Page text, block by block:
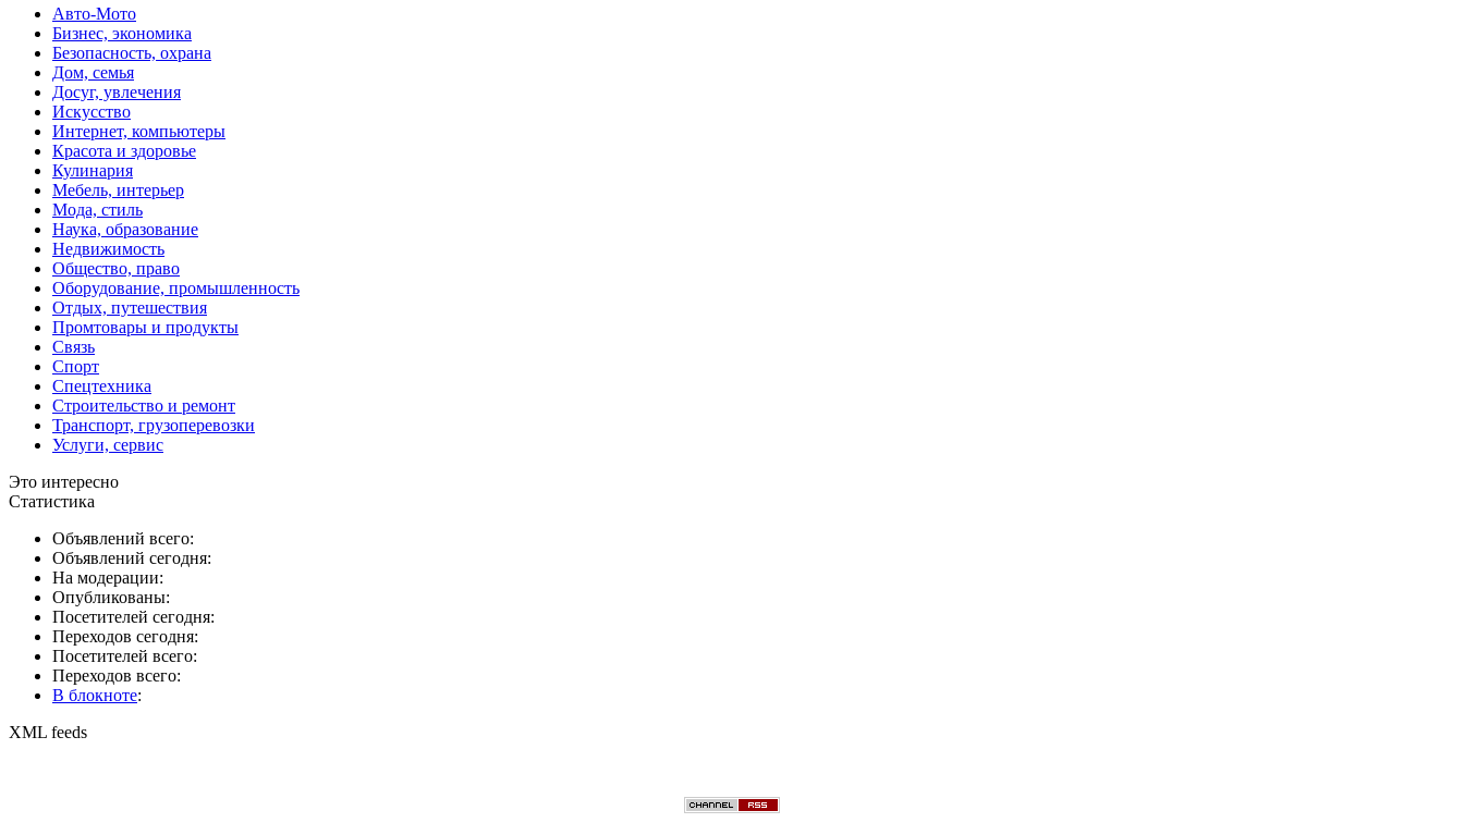
Авто-Мото
Бизнес, экономика
Безопасность, охрана
Дом, семья
Досуг, увлечения
Искусство
Интернет, компьютеры
Красота и здоровье
Кулинария
Мебель, интерьер
Мода, стиль
Наука, образование
Недвижимость
Общество, право
Оборудование, промышленность
Отдых, путешествия
Промтовары и продукты
Связь
Спорт
Спецтехника
Строительство и ремонт
Транспорт, грузоперевозки
Услуги, сервис
Это интересно
Статистика
Объявлений всего:
Объявлений сегодня:
На модерации:
Опубликованы:
Посетителей сегодня:
Переходов сегодня:
Посетителей всего:
Переходов всего:
В блокноте:
XML feeds